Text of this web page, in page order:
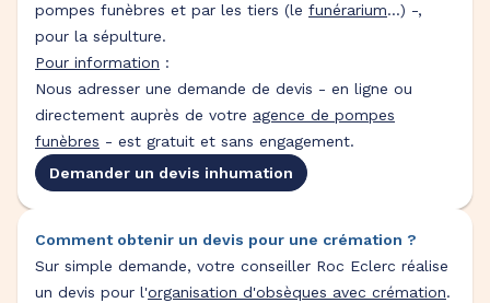
pompes funèbres et par les tiers (le funérarium...) -,
pour la sépulture.
Pour information :
Nous adresser une demande de devis - en ligne ou
directement auprès de votre agence de pompes
funèbres - est gratuit et sans engagement.
Demander un devis inhumation
Comment obtenir un devis pour une crémation ?
Sur simple demande, votre conseiller Roc Eclerc réalise
un devis pour l'organisation d'obsèques avec crémation.